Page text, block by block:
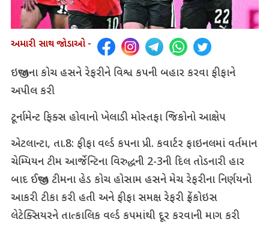
અમારી સાથ જોડાઓ -
ઇજીપ્તના કોચ હસને રેફરીને વિશ્વ કપની બહાર કરવા ફીફાને
અપીલ કરી
ટૂર્નામેન્ટ ફિક્સ હોવાનો ખેલાડી મોસ્તફા જિકોનો આક્ષેપ
એટલાન્ટા, તા.8: ફીફા વર્લ્ડ કપના પ્રી. કવાર્ટર ફાઇનલમાં વર્તમાન
ચેમ્પિયન ટીમ આર્જેન્ટિના વિરુદ્ધની 2-3ની દિલ તોડનારી હાર
બાદ ઈજીપ્ત ટીમના હેડ કોચ હોસામ હસને મેચ રેફરીના નિર્ણયનો
આકરી ટીકા કરી હતી અને ફીફા સમક્ષ રેફરી ફ્રેંકોઇસ
લેટેક્સિયરને તાત્કાલિક વર્લ્ડ કપમાંથી દૂર કરવાની માગ કરી